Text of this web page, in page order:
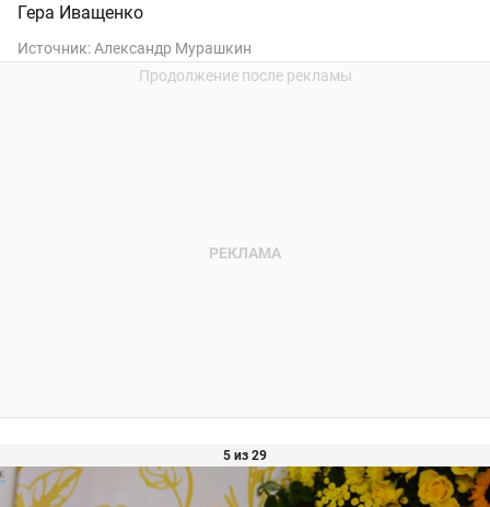
Гера Иващенко
Источник:Александр Мурашкин
5 из 29